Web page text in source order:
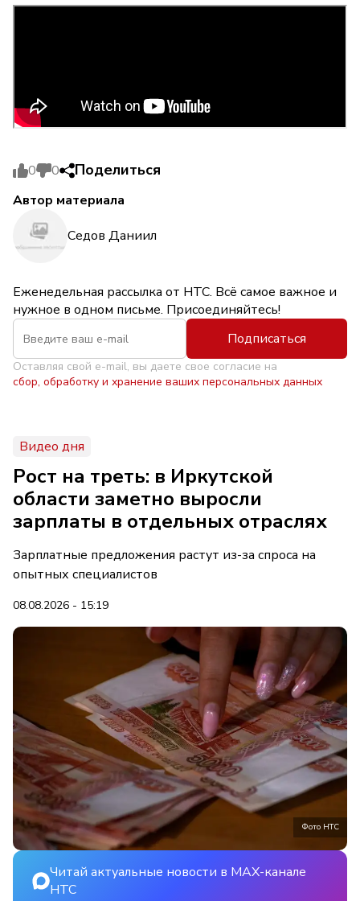
0 0 Поделиться
Автор материала
Седов Даниил
Еженедельная рассылка от НТС. Всё самое важное и
нужное в одном письме. Присоединяйтесь!
Подписаться
Оставляя свой e-mail, вы даете свое согласие на
сбор, обработку и хранение ваших персональных данных
Видео дня
Рост на треть: в Иркутской
области заметно выросли
зарплаты в отдельных отраслях
Зарплатные предложения растут из-за спроса на
опытных специалистов
08.08.2026 - 15:19
Фото НТС
Читай актуальные новости в MAX-канале
НТС